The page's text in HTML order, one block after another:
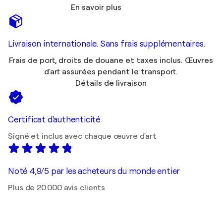
En savoir plus
Livraison internationale. Sans frais supplémentaires.
Frais de port, droits de douane et taxes inclus. Œuvres
d'art assurées pendant le transport.
Détails de livraison
Certificat d'authenticité
Signé et inclus avec chaque œuvre d'art
Noté 4,9/5 par les acheteurs du monde entier
Plus de 20 000 avis clients